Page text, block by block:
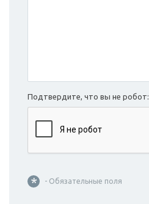
Подтвердите, что вы не робот:
* - Обязательные поля